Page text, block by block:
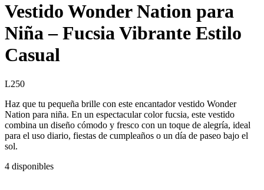
Vestido Wonder Nation para
Niña – Fucsia Vibrante Estilo
Casual
L250
Haz que tu pequeña brille con este encantador vestido Wonder
Nation para niña. En un espectacular color fucsia, este vestido
combina un diseño cómodo y fresco con un toque de alegría, ideal
para el uso diario, fiestas de cumpleaños o un día de paseo bajo el
sol.
4 disponibles